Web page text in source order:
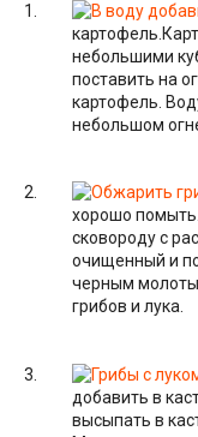
картофель.
небольшими
поставить на
картофель.
небольшом
хорошо
сковороду с
очищенный и
черным
грибов и лука.
добавить в
высыпать в